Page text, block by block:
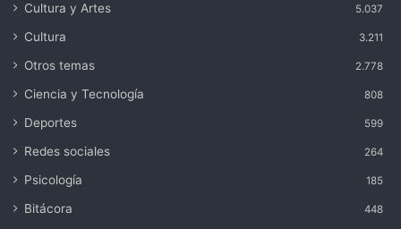
Cultura y Artes 5.037
Cultura 3.211
Otros temas 2.778
Ciencia y Tecnología 808
Deportes 599
Redes sociales 264
Psicología 185
Bitácora 448